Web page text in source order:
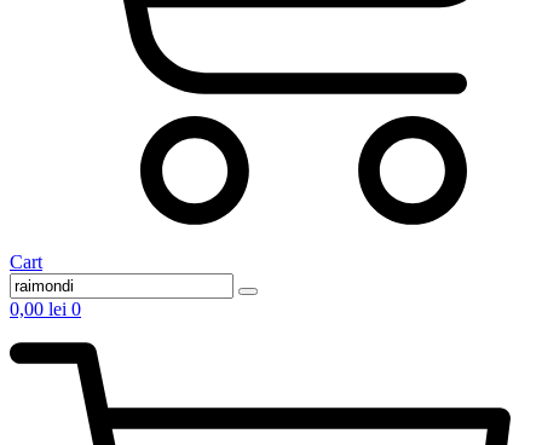
Cart
0,00 lei 0